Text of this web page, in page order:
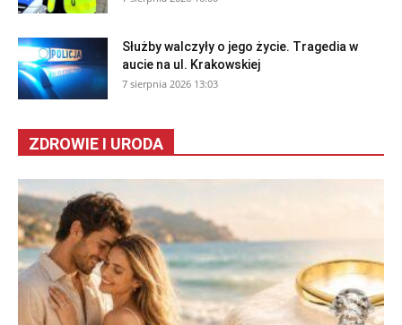
Służby walczyły o jego życie. Tragedia w
aucie na ul. Krakowskiej
7 sierpnia 2026 13:03
ZDROWIE I URODA